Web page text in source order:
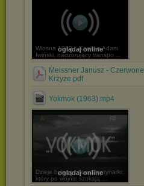
oglądaj online
Wiosna 1939 r. Kapitan Adam
Iwiński, nadzorujący transpo ...
Meissner Janusz - Czerwone
Krzyże.pdf
Yokmok (1963).mp4
oglądaj online
Dzieje byłego oficera marynarki:
który po wojnie szukają ...